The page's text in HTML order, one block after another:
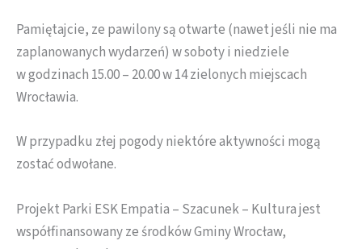
Pamiętajcie, ze pawilony są otwarte (nawet jeśli nie ma
zaplanowanych wydarzeń) w soboty i niedziele
w godzinach 15.00 – 20.00 w 14 zielonych miejscach
Wrocławia.
W przypadku złej pogody niektóre aktywności mogą
zostać odwołane.
Projekt Parki ESK Empatia – Szacunek – Kultura jest
współfinansowany ze środków Gminy Wrocław,